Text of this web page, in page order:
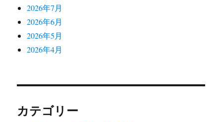
2026年7月
2026年6月
2026年5月
2026年4月
カテゴリー